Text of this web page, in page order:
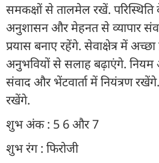
समकक्षों से तालमेल रखें.
अनुशासन और मेहनत से व्यापार
प्रयास बनाए रहेंगे. सेवाक्षेत्र में
अनुभवियों से सलाह बढ़ाएंगे. नियम
संवाद और भेंटवार्ता में नियंत्रण
रखेंगे.
शुभ अंक : 5 6 और 7
शुभ रंग : फिरोजी